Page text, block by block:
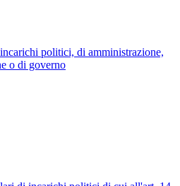
politici, di amministrazione,
o di governo